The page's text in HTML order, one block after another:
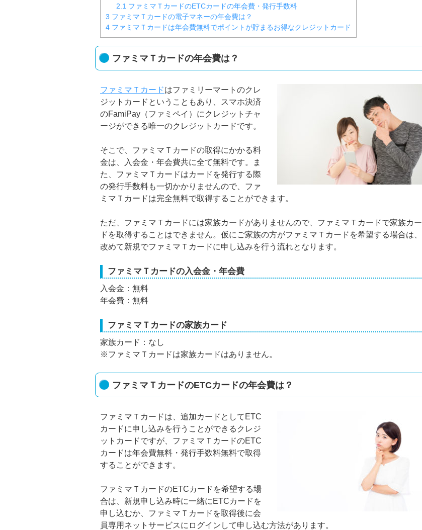
2.1 ファミマＴカードのETCカードの年会費・発行手数料
3 ファミマＴカードの電子マネーの年会費は？
4 ファミマＴカードは年会費無料でポイントが貯まるお得なクレジットカード
ファミマＴカードの年会費は？
ファミマＴカードはファミリーマートのクレ
ジットカードということもあり、スマホ決済
のFamiPay（ファミペイ）にクレジットチャ
ージができる唯一のクレジットカードです。
そこで、ファミマＴカードの取得にかかる料
金は、入会金・年会費共に全て無料です。ま
た、ファミマＴカードはカードを発行する際
の発行手数料も一切かかりませんので、ファ
ミマＴカードは完全無料で取得することができます。
ただ、ファミマＴカードには家族カードがありませんので、ファミマＴカードで家族カー
ドを取得することはできません。仮にご家族の方がファミマＴカードを希望する場合は、
改めて新規でファミマＴカードに申し込みを行う流れとなります。
ファミマＴカードの入会金・年会費
入会金：無料
年会費：無料
ファミマＴカードの家族カード
家族カード：なし
※ファミマＴカードは家族カードはありません。
ファミマＴカードのETCカードの年会費は？
ファミマＴカードは、追加カードとしてETC
カードに申し込みを行うことができるクレジ
ットカードですが、ファミマＴカードのETC
カードは年会費無料・発行手数料無料で取得
することができます。
ファミマＴカードのETCカードを希望する場
合は、新規申し込み時に一緒にETCカードを
申し込むか、ファミマＴカードを取得後に会
員専用ネットサービスにログインして申し込む方法があります。